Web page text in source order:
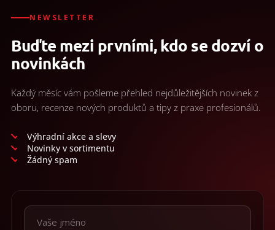
NEWSLETTER
Buďte mezi prvními, kdo se dozví o
novinkách
Každý měsíc vám pošleme přehled nejdůležitějších novinek z
oboru, recenze nových produktů a tipy z praxe profesionálů.
Výhradní akce a slevy
Novinky v sortimentu
Žádný spam